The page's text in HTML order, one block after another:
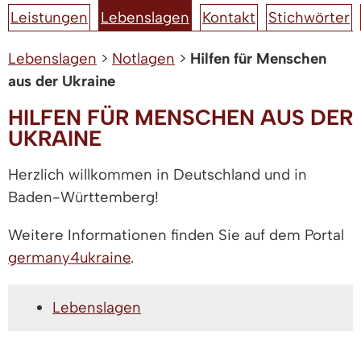
Leistungen Lebenslagen Kontakt Stichwörter
Lebenslagen > Notlagen > Hilfen für Menschen
aus der Ukraine
HILFEN FÜR MENSCHEN AUS DER
UKRAINE
Herzlich willkommen in Deutschland und in
Baden-Württemberg!
Weitere Informationen finden Sie auf dem Portal
germany4ukraine.
Lebenslagen